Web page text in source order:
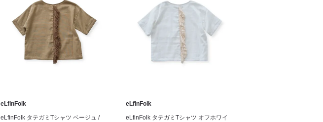
eLfinFolk
eLfinFolk タテガミTシャツ ベージュ /
eLfinFolk
eLfinFolk タテガミTシャツ オフホワイ